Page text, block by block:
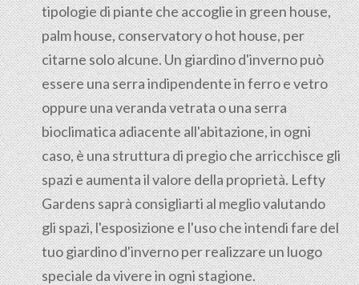
tipologie di piante che accoglie in green house,
palm house, conservatory o hot house, per
citarne solo alcune. Un giardino d'inverno può
essere una serra indipendente in ferro e vetro
oppure una veranda vetrata o una serra
bioclimatica adiacente all'abitazione, in ogni
caso, è una struttura di pregio che arricchisce gli
spazi e aumenta il valore della proprietà. Lefty
Gardens saprà consigliarti al meglio valutando
gli spazi, l'esposizione e l'uso che intendi fare del
tuo giardino d'inverno per realizzare un luogo
speciale da vivere in ogni stagione.